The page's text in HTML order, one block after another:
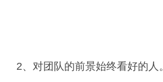
2、对团队的前景始终看好的人。